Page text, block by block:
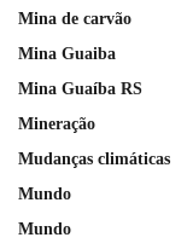
Mina de carvão
Mina Guaiba
Mina Guaíba RS
Mineração
Mudanças climáticas
Mundo
Mundo